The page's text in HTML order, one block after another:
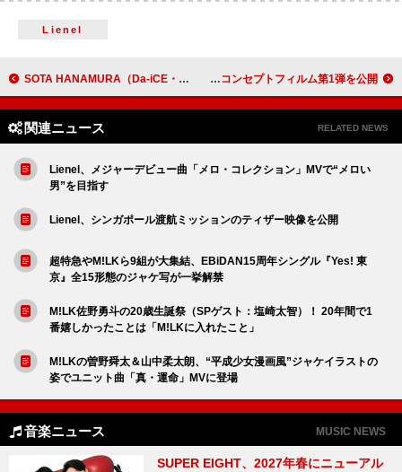
Lienel
SOTA HANAMURA（Da-iCE・花村想太）、キレのある「Lose」ダンスパフォーマンス映像を公開 TWS、メンバー同士のいたずらが判明する『SODA SODA』コンセプトフィルム第1弾を公開
関連ニュース RELATED NEWS
Lienel、メジャーデビュー曲「メロ・コレクション」MVで“メロい
男”を目指す
Lienel、シンガポール渡航ミッションのティザー映像を公開
超特急やM!LKら9組が大集結、EBiDAN15周年シングル『Yes! 東
京』全15形態のジャケ写が一挙解禁
M!LK佐野勇斗の20歳生誕祭（SPゲスト：塩崎太智）！ 20年間で1
番嬉しかったことは「M!LKに入れたこと」
M!LKの曽野舜太＆山中柔太朗、“平成少女漫画風”ジャケイラストの
姿でユニット曲「真・運命」MVに登場
音楽ニュース MUSIC NEWS
SUPER EIGHT、2027年春にニューアル